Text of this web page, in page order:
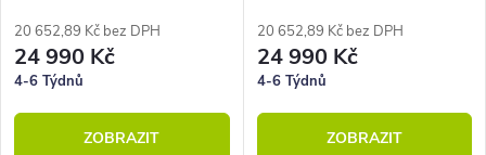
20 652,89 Kč bez DPH
24 990 Kč
4-6 Týdnů
ZOBRAZIT
20 652,89 Kč bez DPH
24 990 Kč
4-6 Týdnů
ZOBRAZIT